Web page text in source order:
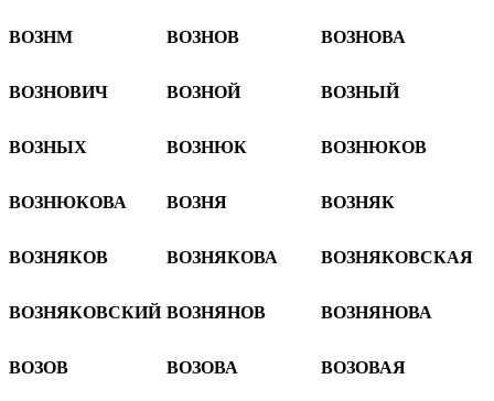
ВОЗНМ ВОЗНОВ ВОЗНОВА
ВОЗНОВИЧ ВОЗНОЙ ВОЗНЫЙ
ВОЗНЫХ ВОЗНЮК ВОЗНЮКОВ
ВОЗНЮКОВА ВОЗНЯ ВОЗНЯК
ВОЗНЯКОВ ВОЗНЯКОВА ВОЗНЯКОВСКАЯ
ВОЗНЯКОВСКИЙ ВОЗНЯНОВ ВОЗНЯНОВА
ВОЗОВ ВОЗОВА ВОЗОВАЯ